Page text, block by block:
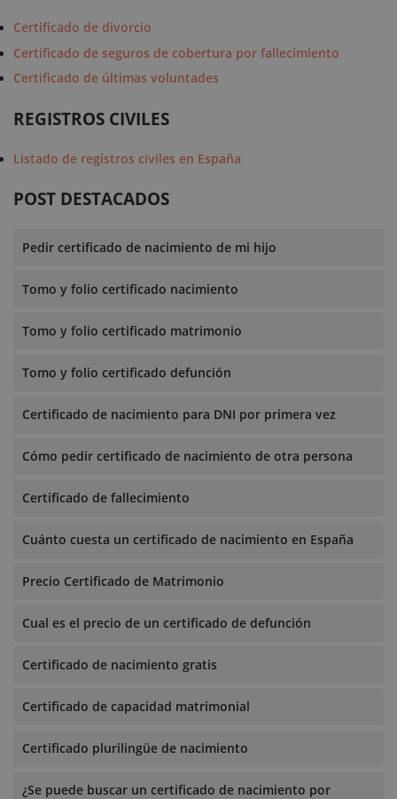
Certificado de divorcio
Certificado de seguros de cobertura por fallecimiento
Certificado de últimas voluntades
REGISTROS CIVILES
Listado de registros civiles en España
POST DESTACADOS
Pedir certificado de nacimiento de mi hijo
Tomo y folio certificado nacimiento
Tomo y folio certificado matrimonio
Tomo y folio certificado defunción
Certificado de nacimiento para DNI por primera vez
Cómo pedir certificado de nacimiento de otra persona
Certificado de fallecimiento
Cuánto cuesta un certificado de nacimiento en España
Precio Certificado de Matrimonio
Cual es el precio de un certificado de defunción
Certificado de nacimiento gratis
Certificado de capacidad matrimonial
Certificado plurilingüe de nacimiento
¿Se puede buscar un certificado de nacimiento por